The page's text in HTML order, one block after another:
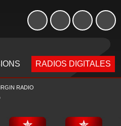
RADIOS DIGITALES
RADIO
Week-end de 06h à